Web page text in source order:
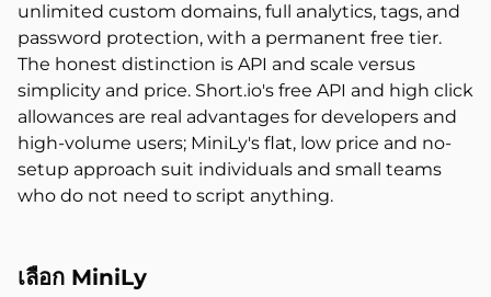
unlimited custom domains, full analytics, tags, and
password protection, with a permanent free tier.
The honest distinction is API and scale versus
simplicity and price. Short.io's free API and high click
allowances are real advantages for developers and
high-volume users; MiniLy's flat, low price and no-
setup approach suit individuals and small teams
who do not need to script anything.
เลือก MiniLy